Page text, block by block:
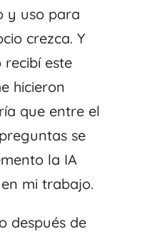
y uso para
crezca. Y
recibí este
hicieron
que entre el
se
la IA
mi trabajo.
después de